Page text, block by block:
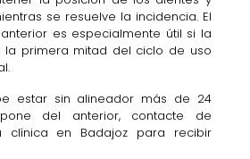
se resuelve la incidencia. El
es especialmente útil si la
la primera mitad del ciclo de uso
estar sin alineador más de 24
del anterior, contacte de
clínica en Badajoz para recibir